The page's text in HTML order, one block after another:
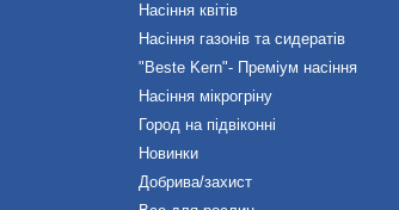
Насіння квітів
Насіння газонів та сидератів
"Beste Kern"- Преміум насіння
Насіння мікрогріну
Город на підвіконні
Новинки
Добрива/захист